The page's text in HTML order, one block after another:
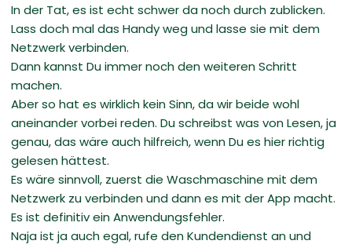
In der Tat, es ist echt schwer da noch durch zublicken.
Lass doch mal das Handy weg und lasse sie mit dem
Netzwerk verbinden.
Dann kannst Du immer noch den weiteren Schritt
machen.
Aber so hat es wirklich kein Sinn, da wir beide wohl
aneinander vorbei reden. Du schreibst was von Lesen, ja
genau, das wäre auch hilfreich, wenn Du es hier richtig
gelesen hättest.
Es wäre sinnvoll, zuerst die Waschmaschine mit dem
Netzwerk zu verbinden und dann es mit der App macht.
Es ist definitiv ein Anwendungsfehler.
Naja ist ja auch egal, rufe den Kundendienst an und